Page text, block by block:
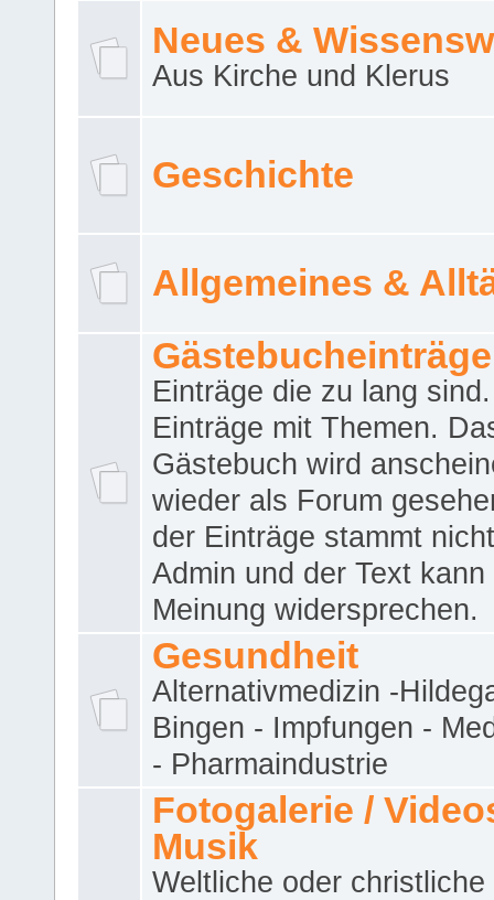
Neues &
Aus Kirche und Klerus
Geschichte
Allgemeines &
Gästebucheinträge
Einträge die zu lang
Einträge mit Themen.
Gästebuch wird
wieder als Forum
der Einträge stammt
Admin und der Text kann
Meinung widersprechen.
Gesundheit
Alternativmedizin -
Bingen - Impfungen -
- Pharmaindustrie
Fotogalerie /
Musik
Weltliche oder christliche